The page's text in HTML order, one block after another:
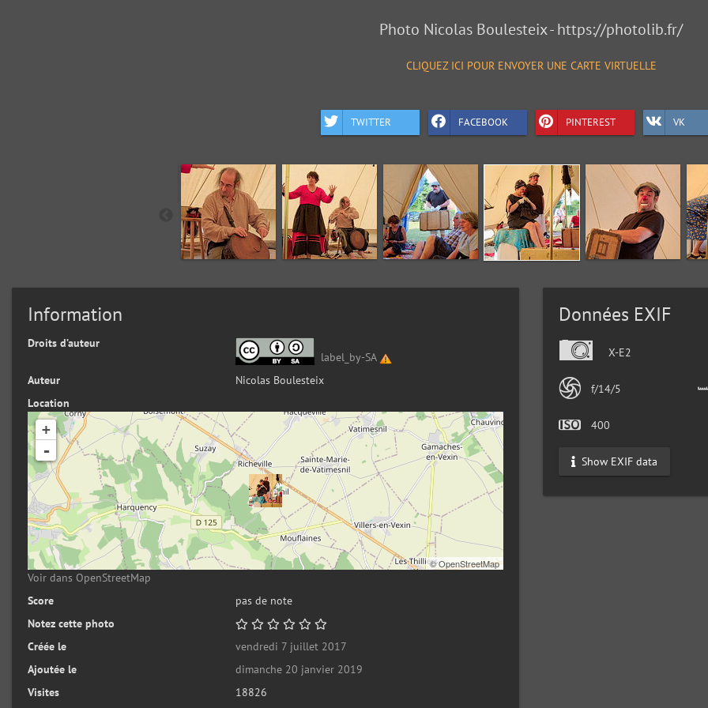
Photo Nicolas Boulesteix - https://photolib.fr/
CLIQUEZ ICI POUR ENVOYER UNE CARTE VIRTUELLE
TWITTER FACEBOOK PINTEREST VK
Information
Droits d’auteur
label_by-SA
Auteur
Nicolas Boulesteix
Location
+
-
©OpenStreetMap
Voir dans OpenStreetMap
Score
pas de note
Notez cette photo
Créée le
vendredi 7 juillet 2017
Ajoutée le
dimanche 20 janvier 2019
Visites
18826
Données EXIF
X-E2
f/14/5
400
Show EXIF data